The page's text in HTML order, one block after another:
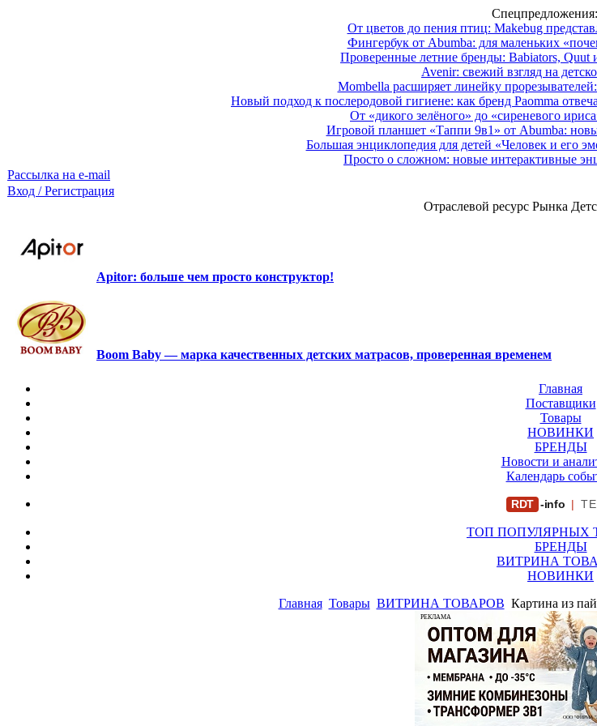
Спецпредложения:
От цветов до пения птиц: Makebug
Фингербук от Abumba: для маленьких
Проверенные летние бренды: Babiators,
Avenir: свежий взгляд на
Mombella расширяет линейку
Новый подход к послеродовой гигиене: как бренд Paomma
От «дикого зелёного» до «сиреневого
Игровой планшет «Таппи 9в1» от Abumba:
Большая энциклопедия для детей «Человек и его
Просто о сложном: новые интерактивные
Рассылка на e-mail
Вход / Регистрация
Отраслевой ресурс Рынка
Apitor: больше чем просто конструктор!
Boom Baby — марка качественных детских матрасов, проверенная временем
Главная
Поставщики
Товары
НОВИНКИ
БРЕНДЫ
Новости и
Календарь
RDT -info |
ТОП ПОПУЛЯРНЫХ
БРЕНДЫ
ВИТРИНА
НОВИНКИ
Главная Товары ВИТРИНА ТОВАРОВ Картина из
РЕКЛАМА
ООО "ФИРМА